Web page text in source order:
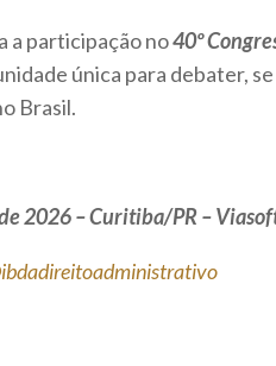
a participação no40º
única para debater,
Brasil.
2026 – Curitiba/PR –